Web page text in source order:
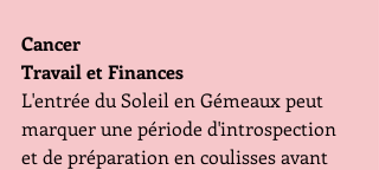
Cancer
Travail et Finances
L'entrée du Soleil en Gémeaux peut
marquer une période d'introspection
et de préparation en coulisses avant